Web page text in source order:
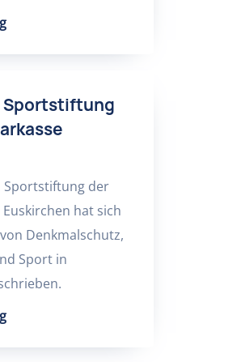
Sportstiftung
Sportstiftung der
hat sich
Denkmalschutz,
Sport in